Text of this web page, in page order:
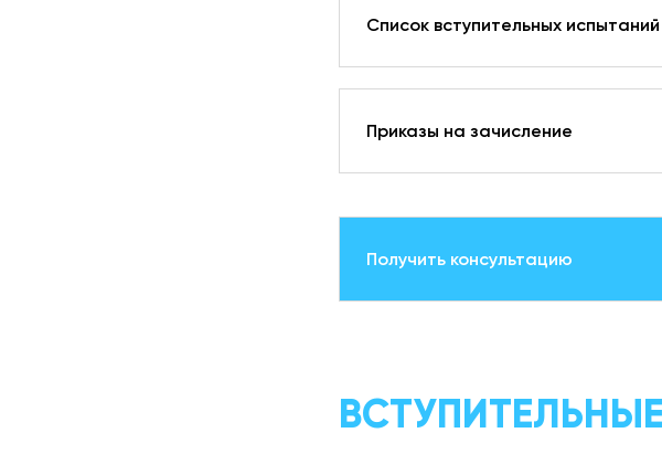
Список вступительных испытаний
Приказы на зачисление
Получить консультацию